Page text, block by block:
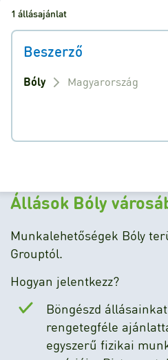
1 állásajánlat
Beszerző
Bóly Magyarország
Állások Bóly
Munkalehetőségek Bóly
Grouptól.
Hogyan jelentkezz?
Böngészd
rengetegféle
egyszerű fizikai